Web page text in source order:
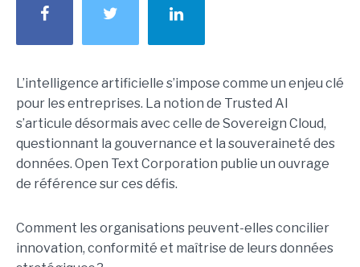
L’intelligence artificielle s’impose comme un enjeu clé
pour les entreprises. La notion de Trusted AI
s’articule désormais avec celle de Sovereign Cloud,
questionnant la gouvernance et la souveraineté des
données. Open Text Corporation publie un ouvrage
de référence sur ces défis.
Comment les organisations peuvent-elles concilier
innovation, conformité et maîtrise de leurs données